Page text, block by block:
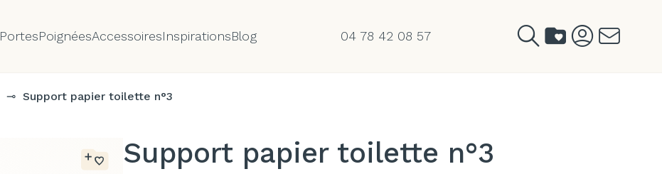
PortesPoignéesAccessoiresInspirationsBlog 04 78 42 08 57
⊸ Support papier toilette n°3
Support papier toilette n°3